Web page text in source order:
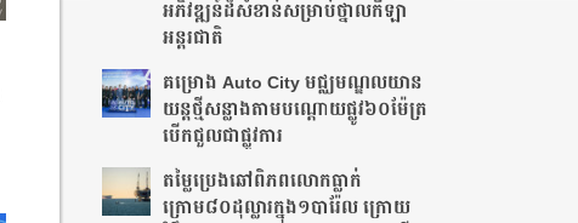
អភិវឌ្ឍន៍ដ៏សំខាន់សម្រាប់ថ្នាលកីឡា
អន្តរជាតិ
គម្រោង Auto City មជ្ឈមណ្ឌលយាន
យន្តថ្មីសន្លាង​តាមបណ្តោយផ្លូវ​​៦០ម៉ែត្រ​
បើកជួលជាផ្លូវការ
តម្លៃប្រេងឆៅពិភពលោកធ្លាក់
ក្រោម៨០ដុល្លារក្នុង១បារ៉ែល ក្រោយ